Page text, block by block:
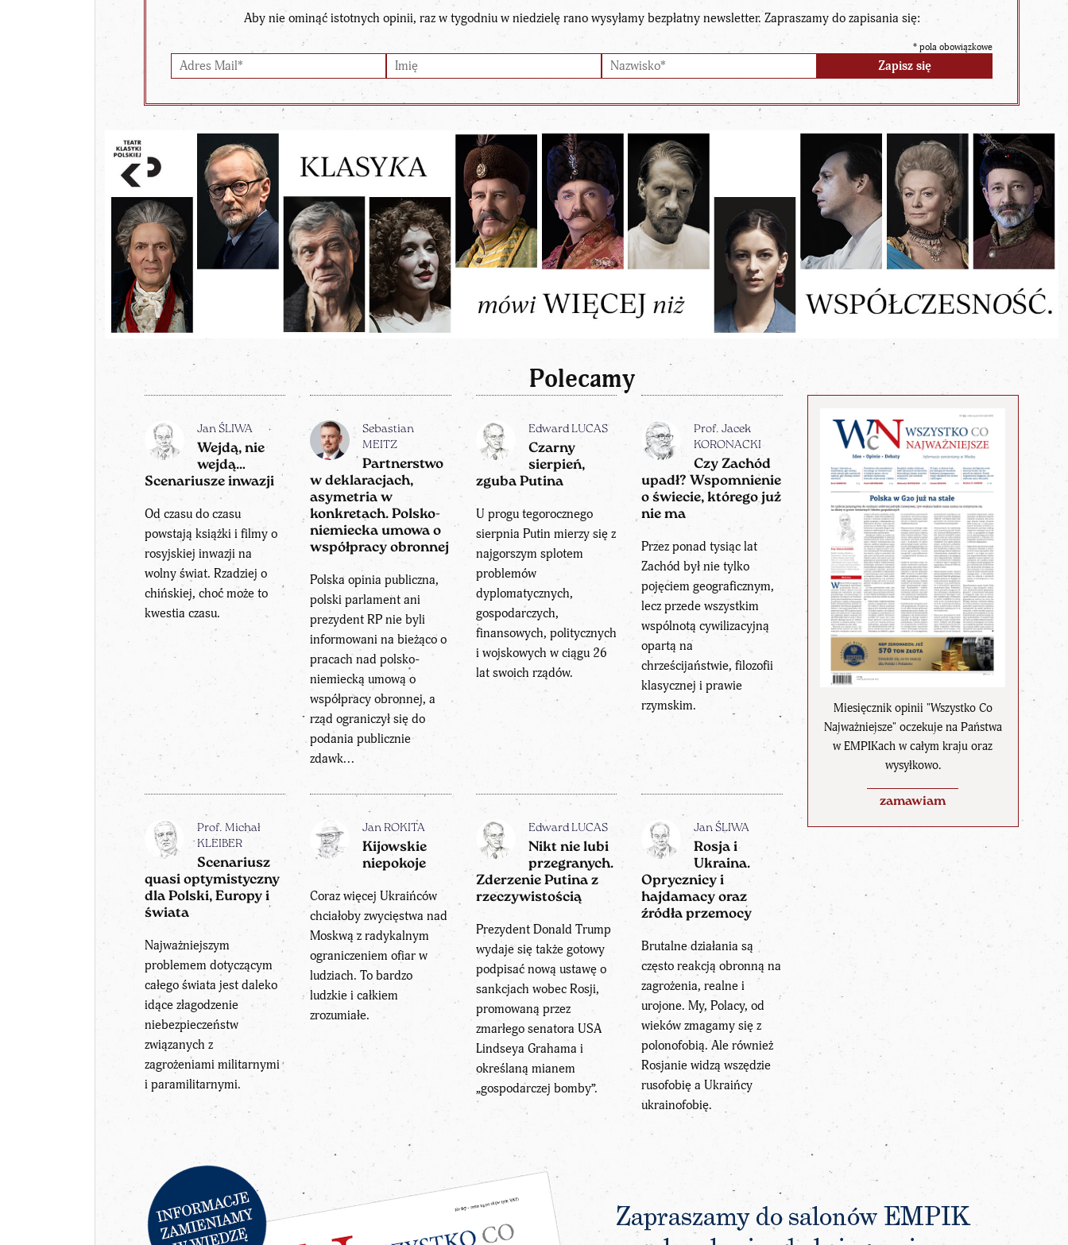
Aby nie ominąć istotnych opinii, raz w tygodniu w niedzielę rano wysyłamy bezpłatny newsletter. Zapraszamy do zapisania się:
*pola obowiązkowe
Polecamy
Miesięcznik opinii "Wszystko Co
Najważniejsze" oczekuje na Państwa
w EMPIKach w całym kraju oraz
wysyłkowo.
zamawiam
Jan ŚLIWA
Wejdą, nie
wejdą…
Scenariusze inwazji
Od czasu do czasu
powstają książki i filmy o
rosyjskiej inwazji na
wolny świat. Rzadziej o
chińskiej, choć może to
kwestia czasu.
Sebastian
MEITZ
Partnerstwo
w deklaracjach,
asymetria w
konkretach. Polsko-
niemiecka umowa o
współpracy obronnej
Polska opinia publiczna,
polski parlament ani
prezydent RP nie byli
informowani na bieżąco o
pracach nad polsko-
niemiecką umową o
współpracy obronnej, a
rząd ograniczył się do
podania publicznie
zdawk...
Edward LUCAS
Czarny
sierpień,
zguba Putina
U progu tegorocznego
sierpnia Putin mierzy się z
najgorszym splotem
problemów
dyplomatycznych,
gospodarczych,
finansowych, politycznych
i wojskowych w ciągu 26
lat swoich rządów.
Prof. Jacek
KORONACKI
Czy Zachód
upadł? Wspomnienie
o świecie, którego już
nie ma
Przez ponad tysiąc lat
Zachód był nie tylko
pojęciem geograficznym,
lecz przede wszystkim
wspólnotą cywilizacyjną
opartą na
chrześcijaństwie, filozofii
klasycznej i prawie
rzymskim.
Prof. Michał
KLEIBER
Scenariusz
quasi optymistyczny
dla Polski, Europy i
świata
Najważniejszym
problemem dotyczącym
całego świata jest daleko
idące złagodzenie
niebezpieczeństw
związanych z
zagrożeniami militarnymi
i paramilitarnymi.
Jan ROKITA
Kijowskie
niepokoje
Coraz więcej Ukraińców
chciałoby zwycięstwa nad
Moskwą z radykalnym
ograniczeniem ofiar w
ludziach. To bardzo
ludzkie i całkiem
zrozumiałe.
Edward LUCAS
Nikt nie lubi
przegranych.
Zderzenie Putina z
rzeczywistością
Prezydent Donald Trump
wydaje się także gotowy
podpisać nową ustawę o
sankcjach wobec Rosji,
promowaną przez
zmarłego senatora USA
Lindseya Grahama i
określaną mianem
„gospodarczej bomby”.
Jan ŚLIWA
Rosja i
Ukraina.
Oprycznicy i
hajdamacy oraz
źródła przemocy
Brutalne działania są
często reakcją obronną na
zagrożenia, realne i
urojone. My, Polacy, od
wieków zmagamy się z
polonofobią. Ale również
Rosjanie widzą wszędzie
rusofobię a Ukraińcy
ukrainofobię.